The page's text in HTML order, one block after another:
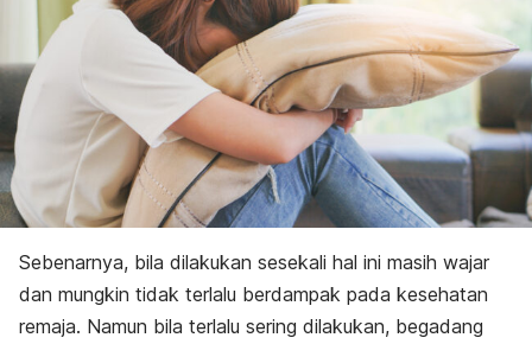
Sebenarnya, bila dilakukan sesekali hal ini masih wajar
dan mungkin tidak terlalu berdampak pada kesehatan
remaja. Namun bila terlalu sering dilakukan, begadang